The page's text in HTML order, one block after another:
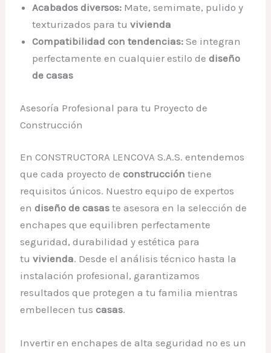
Acabados diversos: Mate, semimate, pulido y
texturizados para tuvivienda
Compatibilidad con tendencias: Se integran
perfectamente en cualquier estilo dediseño
de casas
Asesoría Profesional para tu Proyecto de
Construcción
En CONSTRUCTORA LENCOVA S.A.S. entendemos
que cada proyecto deconstrucción tiene
requisitos únicos. Nuestro equipo de expertos
endiseño de casas te asesora en la selección de
enchapes que equilibren perfectamente
seguridad, durabilidad y estética para
tuvivienda. Desde el análisis técnico hasta la
instalación profesional, garantizamos
resultados que protegen a tu familia mientras
embellecen tuscasas.
Invertir en enchapes de alta seguridad no es un